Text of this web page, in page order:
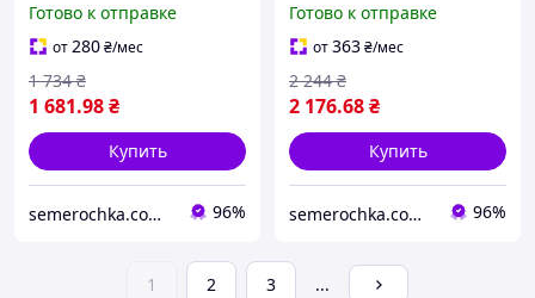
дверцей бокс ЕТИ, шкаф
1101026
Готово к отправке
от280₴/мес
1 681.98₴
1 734 ₴
Купить
semerochka.com.ua 96%
дверцей бокс ЕТИ, шкаф
1101027
Готово к отправке
от363₴/мес
2 176.68₴
2 244 ₴
Купить
semerochka.com.ua 96%
1 2 3 ...